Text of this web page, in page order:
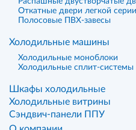
Откатные двери легкой серии
Полосовые ПВХ-завесы
Холодильные машины
Холодильные моноблоки
Холодильные сплит-системы
Шкафы холодильные
Холодильные витрины
Сэндвич-панели ППУ